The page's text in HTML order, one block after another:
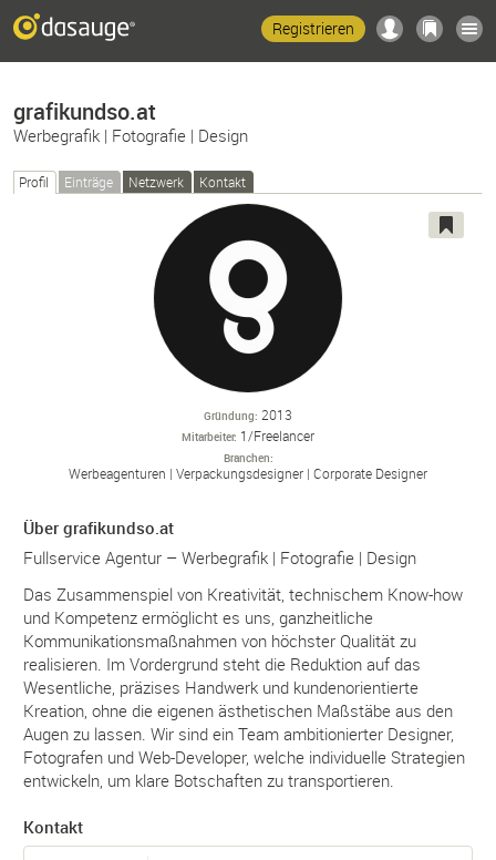
Registrieren
grafikundso.at
Werbegrafik | Fotografie | Design
Profil Einträge Netzwerk Kontakt
Gründung 2013
Mitarbeiter 1/Freelancer
Branchen
Werbeagenturen Verpackungsdesigner Corporate Designer
Über grafikundso.at
Fullservice Agentur – Werbegrafik | Fotografie | Design
Das Zusammenspiel von Kreativität, technischem Know-how
und Kompetenz ermöglicht es uns, ganzheitliche
Kommunikationsmaßnahmen von höchster Qualität zu
realisieren. Im Vordergrund steht die Reduktion auf das
Wesentliche, präzises Handwerk und kundenorientierte
Kreation, ohne die eigenen ästhetischen Maßstäbe aus den
Augen zu lassen. Wir sind ein Team ambitionierter Designer,
Fotografen und Web-Developer, welche individuelle Strategien
entwickeln, um klare Botschaften zu transportieren.
Kontakt